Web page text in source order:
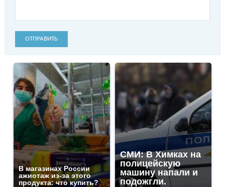
ОТПРАВИТЬ
В магазинах России
ажиотаж из-за этого
продукта: что купить?
СМИ: В Химках на
полицейскую
машину напали и
подожгли.